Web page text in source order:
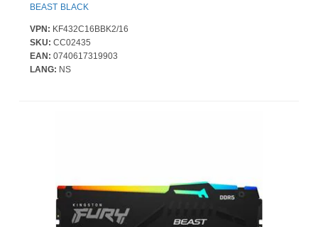
BEAST BLACK
VPN: KF432C16BBK2/16
SKU: CC02435
EAN: 0740617319903
LANG: NS